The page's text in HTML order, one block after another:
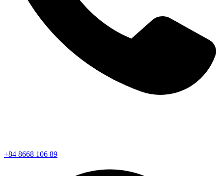
+84 8668 106 89